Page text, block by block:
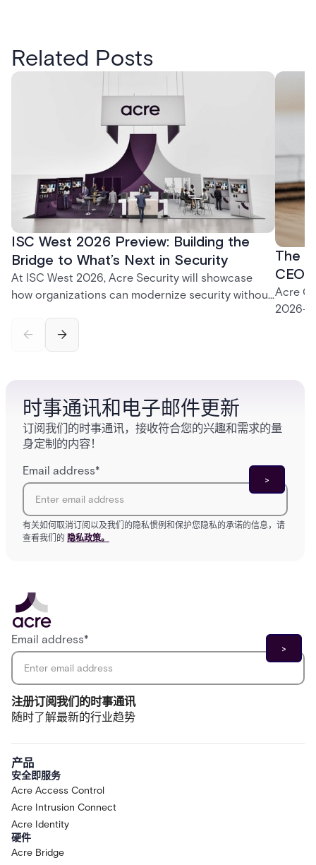
Related Posts
ISC West 2026 Preview: Building the
Bridge to What’s Next in Security
At ISC West 2026, Acre Security will showcase
how organizations can modernize security without
the unified One Acre ecosystem, Acre Bridge
creates a practical path between today’s systems
The
CEO
Acre
时事通讯和电子邮件更新
订阅我们的时事通讯，接收符合您的兴趣和需求的量
身定制的内容！
Email address*
有关如何取消订阅以及我们的隐私惯例和保护您隐私的承诺的信息，请
查看我们的 隐私政策。
注册订阅我们的时事通讯
随时了解最新的行业趋势
Email address*
产品
安全即服务
Acre Access Control
Acre Intrusion Connect
Acre Identity
硬件
Acre Bridge